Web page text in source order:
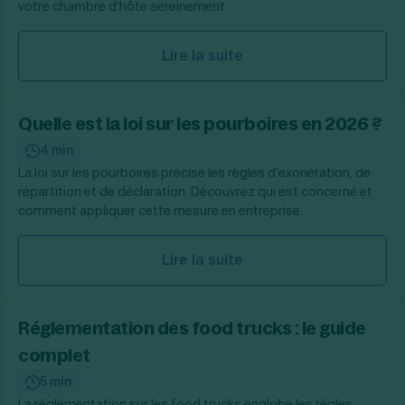
votre chambre d’hôte sereinement.
Lire la suite
Quelle est la loi sur les pourboires en 2026 ?
4 min
La loi sur les pourboires précise les règles d’exonération, de
répartition et de déclaration. Découvrez qui est concerné et
comment appliquer cette mesure en entreprise.
Lire la suite
Réglementation des food trucks : le guide
complet
5 min